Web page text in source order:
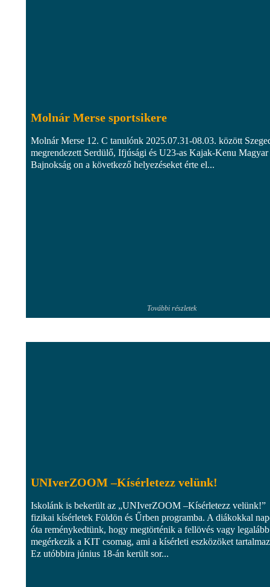
Molnár Merse sportsikere
Molnár Merse 12. C tanulónk 2025.07.31-08.03. között
megrendezett Serdülő, Ifjúsági és U23-as Kajak-Kenu Magyar
Bajnokság on a következő helyezéseket érte el...
További részletek
UNIverZOOM –Kísérletezz velünk!
Iskolánk is bekerült az „UNIverZOOM –Kísérletezz velünk!”
fizikai kísérletek Földön és Űrben programba. A diákokkal
óta reménykedtünk, hogy megtörténik a fellövés vagy legalább
megérkezik a KIT csomag, ami a kísérleti eszközöket
Ez utóbbira június 18-án került sor...